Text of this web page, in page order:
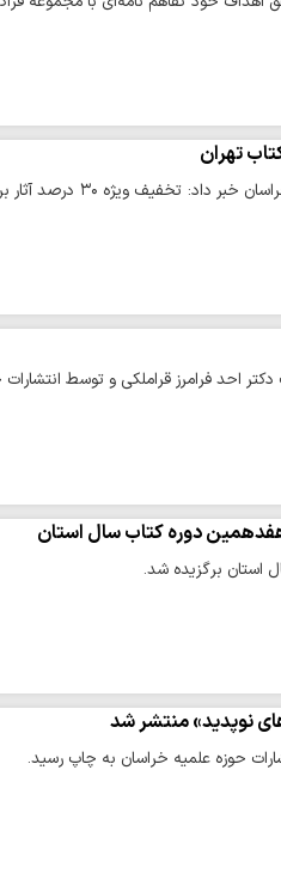
تهران
حوزه/ مسئول اداره اطلاع رسانی و
احد فرامرز قراملکی و توسط
دوره کتاب سال استان
استان برگزیده شد.
نوپدید» منتشر شد
حوزه علمیه خراسان به چاپ رسید.